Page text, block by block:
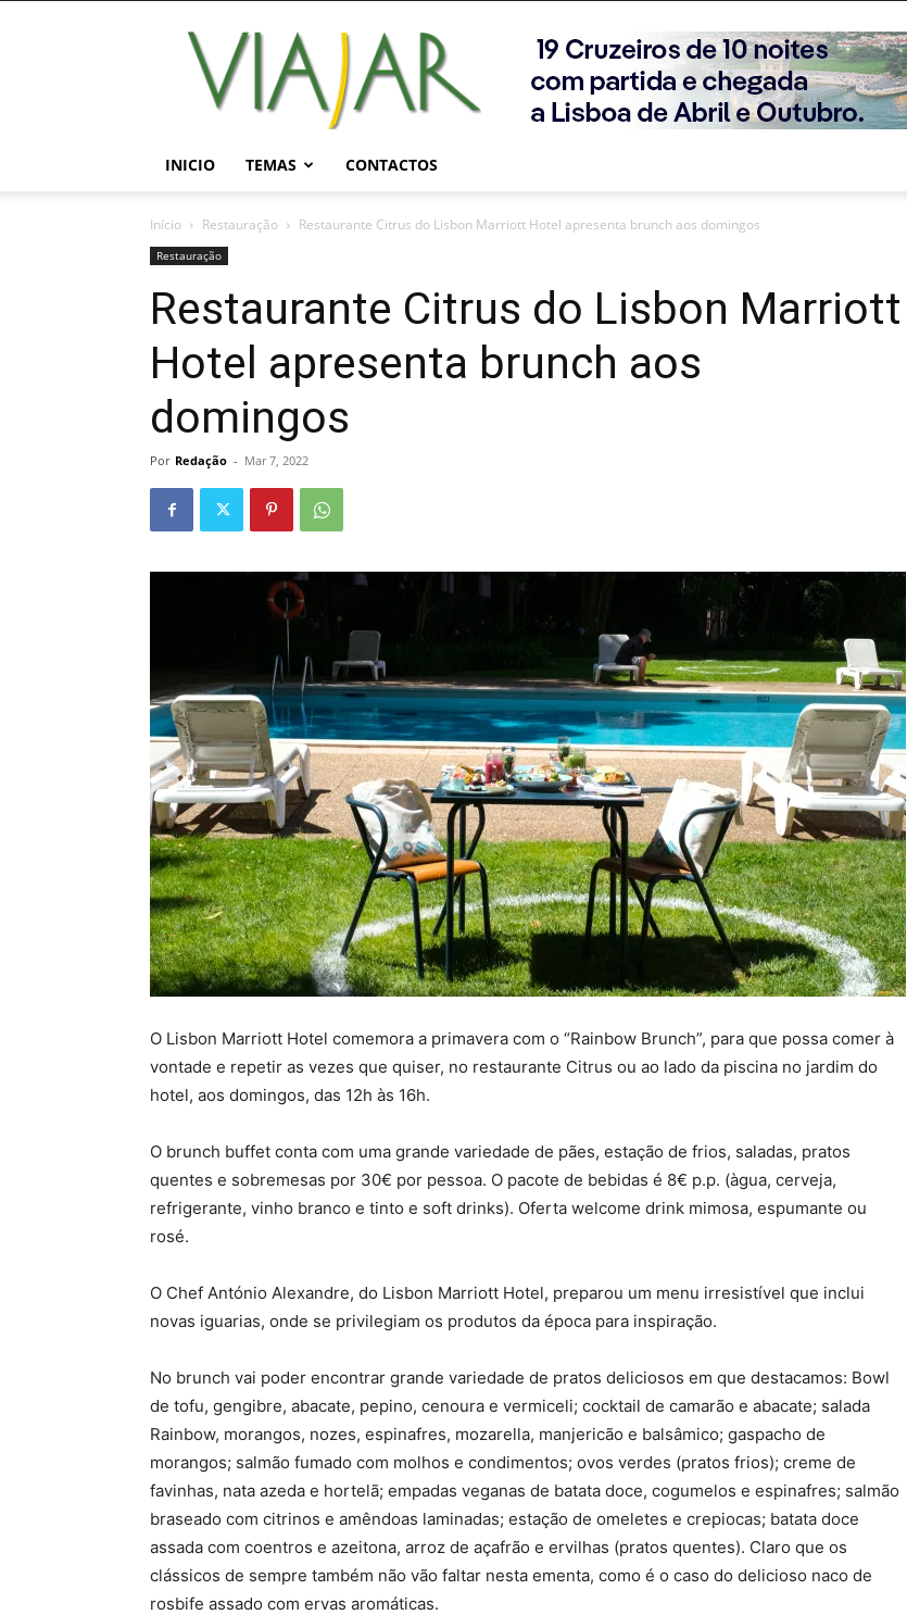
Viajar
Magazine
Online
INICIO TEMAS CONTACTOS
Início Restauração Restaurante Citrus do Lisbon Marriott Hotel apresenta brunch aos domingos
Restauração
Restaurante Citrus do Lisbon Marriott
Hotel apresenta brunch aos
domingos
Por Redação - Mar 7, 2022
O Lisbon Marriott Hotel comemora a primavera com o “Rainbow Brunch”, para que possa comer à
vontade e repetir as vezes que quiser, no restaurante Citrus ou ao lado da piscina no jardim do
hotel, aos domingos, das 12h às 16h.
O brunch buffet conta com uma grande variedade de pães, estação de frios, saladas, pratos
quentes e sobremesas por 30€ por pessoa. O pacote de bebidas é 8€ p.p. (àgua, cerveja,
refrigerante, vinho branco e tinto e soft drinks). Oferta welcome drink mimosa, espumante ou
rosé.
O Chef António Alexandre, do Lisbon Marriott Hotel, preparou um menu irresistível que inclui
novas iguarias, onde se privilegiam os produtos da época para inspiração.
No brunch vai poder encontrar grande variedade de pratos deliciosos em que destacamos: Bowl
de tofu, gengibre, abacate, pepino, cenoura e vermiceli; cocktail de camarão e abacate; salada
Rainbow, morangos, nozes, espinafres, mozarella, manjericão e balsâmico; gaspacho de
morangos; salmão fumado com molhos e condimentos; ovos verdes (pratos frios); creme de
favinhas, nata azeda e hortelã; empadas veganas de batata doce, cogumelos e espinafres; salmão
braseado com citrinos e amêndoas laminadas; estação de omeletes e crepiocas; batata doce
assada com coentros e azeitona, arroz de açafrão e ervilhas (pratos quentes). Claro que os
clássicos de sempre também não vão faltar nesta ementa, como é o caso do delicioso naco de
rosbife assado com ervas aromáticas.